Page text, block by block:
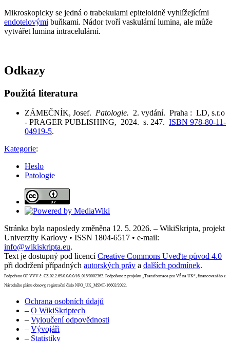
Mikroskopicky se jedná o trabekulami epiteloidně vyhlížejícími
endotelovými buňkami. Nádor tvoří vaskulární lumina, ale může
vytvářet lumina intracelulární.
Odkazy
Použitá literatura
ZÁMEČNÍK, Josef. Patologie. 2. vydání. Praha : LD, s.r.o
- PRAGER PUBLISHING, 2024. s. 247. ISBN 978-80-11-
04919-5.
Kategorie:
Heslo
Patologie
Stránka byla naposledy změněna 12. 5. 2026. – WikiSkripta, projekt
Univerzity Karlovy • ISSN 1804-6517 • e-mail:
info@wikiskripta.eu.
Text je dostupný pod licencíCreative Commons Uveďte původ 4.0
při dodržení případných autorských práv a dalších podmínek.
Podpořeno OP VVV č. CZ.02.2.69/0.0/0.0/16_015/0002362. Podpořeno z projektu „Transformace pro VŠ na UK“, financovaného z
Národního plánu obnovy, registrační číslo NPO_UK_MSMT-16602/2022.
Ochrana osobních údajů
– O WikiSkriptech
– Vyloučení odpovědnosti
– Vývojáři
– Statistiky